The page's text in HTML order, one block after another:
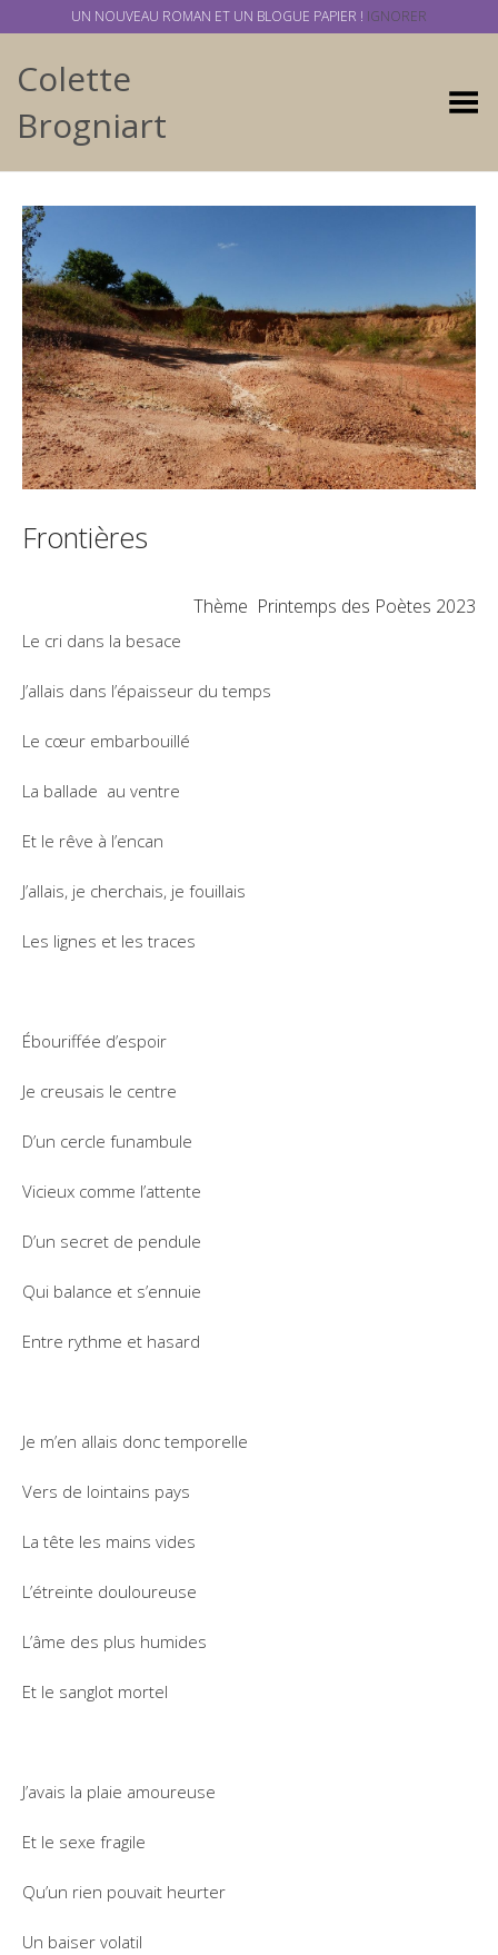
Colette
Brogniart
Basculer
Frontières
Thème Printemps des Poètes 2023
Le cri dans la besace
J’allais dans l’épaisseur du temps
Le cœur embarbouillé
La ballade au ventre
Et le rêve à l’encan
J’allais, je cherchais, je fouillais
Les lignes et les traces
Ébouriffée d’espoir
Je creusais le centre
D’un cercle funambule
Vicieux comme l’attente
D’un secret de pendule
Qui balance et s’ennuie
Entre rythme et hasard
Je m’en allais donc temporelle
Vers de lointains pays
La tête les mains vides
L’étreinte douloureuse
L’âme des plus humides
Et le sanglot mortel
J’avais la plaie amoureuse
Et le sexe fragile
Qu’un rien pouvait heurter
Un baiser volatil
UN NOUVEAU ROMAN ET UN BLOGUE PAPIER ! IGNORER